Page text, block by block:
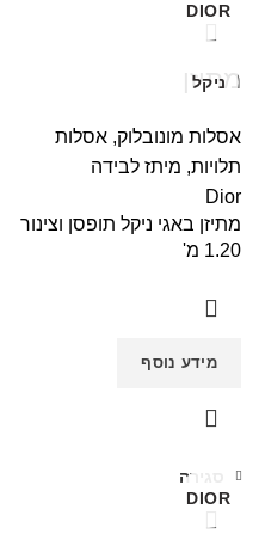
DIOR
ניקל
מתיזן
אסלות מונובלוק, אסלות
תלויות, מיתז לבידה
Dior
מתיזן באגי ניקל תופסן וצינור
1.20 מ'
מידע נוסף
DIOR
סגירה